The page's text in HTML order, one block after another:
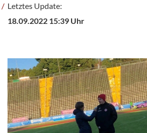
Letztes Update:
18.09.2022 15:39 Uhr